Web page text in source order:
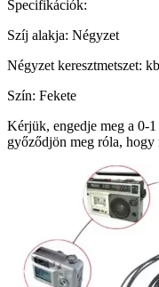
Specifikációk:
Szíj alakja: Négyzet
Négyzet keresztmetszet:
Szín: Fekete
Kérjük, engedje meg a 0-
győződjön meg róla,